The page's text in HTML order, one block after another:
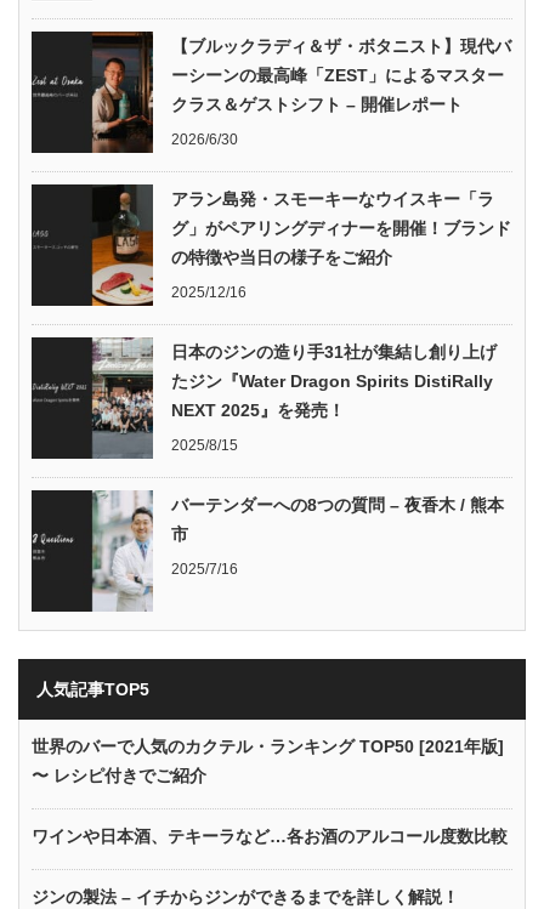
【ブルックラディ＆ザ・ボタニスト】現代バ
ーシーンの最高峰「ZEST」によるマスター
クラス＆ゲストシフト – 開催レポート
2026/6/30
アラン島発・スモーキーなウイスキー「ラ
グ」がペアリングディナーを開催！ブランド
の特徴や当日の様子をご紹介
2025/12/16
日本のジンの造り手31社が集結し創り上げ
たジン『Water Dragon Spirits DistiRally
NEXT 2025』を発売！
2025/8/15
バーテンダーへの8つの質問 – 夜香木 / 熊本
市
2025/7/16
人気記事TOP5
世界のバーで人気のカクテル・ランキング TOP50 [2021年版]
〜 レシピ付きでご紹介
ワインや日本酒、テキーラなど…各お酒のアルコール度数比較
ジンの製法 – イチからジンができるまでを詳しく解説！